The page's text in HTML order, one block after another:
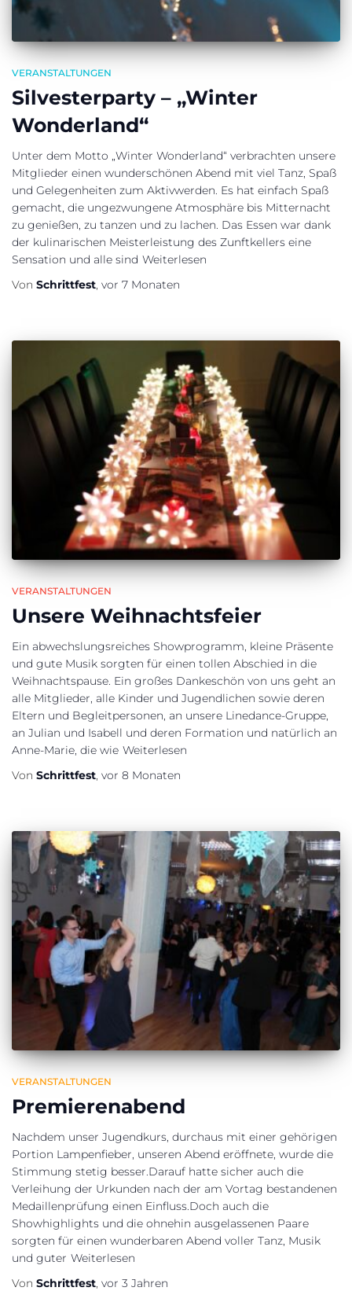
VERANSTALTUNGEN
Silvesterparty – „Winter
Wonderland“
Unter dem Motto „Winter Wonderland“ verbrachten unsere
Mitglieder einen wunderschönen Abend mit viel Tanz, Spaß
und Gelegenheiten zum Aktivwerden. Es hat einfach Spaß
gemacht, die ungezwungene Atmosphäre bis Mitternacht
zu genießen, zu tanzen und zu lachen. Das Essen war dank
der kulinarischen Meisterleistung des Zunftkellers eine
Sensation und alle sind Weiterlesen
Von Schrittfest, vor 7 Monaten
VERANSTALTUNGEN
Unsere Weihnachtsfeier
Ein abwechslungsreiches Showprogramm, kleine Präsente
und gute Musik sorgten für einen tollen Abschied in die
Weihnachtspause. Ein großes Dankeschön von uns geht an
alle Mitglieder, alle Kinder und Jugendlichen sowie deren
Eltern und Begleitpersonen, an unsere Linedance-Gruppe,
an Julian und Isabell und deren Formation und natürlich an
Anne-Marie, die wie Weiterlesen
Von Schrittfest, vor 8 Monaten
VERANSTALTUNGEN
Premierenabend
Nachdem unser Jugendkurs, durchaus mit einer gehörigen
Portion Lampenfieber, unseren Abend eröffnete, wurde die
Stimmung stetig besser.Darauf hatte sicher auch die
Verleihung der Urkunden nach der am Vortag bestandenen
Medaillenprüfung einen Einfluss.Doch auch die
Showhighlights und die ohnehin ausgelassenen Paare
sorgten für einen wunderbaren Abend voller Tanz, Musik
und guter Weiterlesen
Von Schrittfest, vor 3 Jahren